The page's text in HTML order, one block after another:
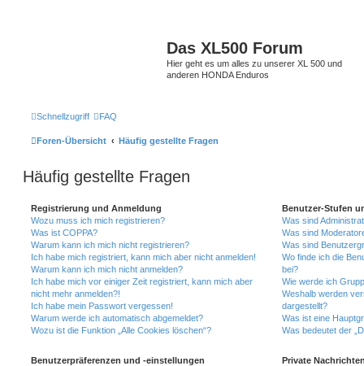
Das XL500 Forum
Hier geht es um alles zu unserer XL 500 und
anderen HONDA Enduros
Schnellzugriff FAQ
Foren-Übersicht Häufig gestellte Fragen
Häufig gestellte Fragen
Registrierung und Anmeldung
Wozu muss ich mich registrieren?
Was ist COPPA?
Warum kann ich mich nicht registrieren?
Ich habe mich registriert, kann mich aber nicht anmelden!
Warum kann ich mich nicht anmelden?
Ich habe mich vor einiger Zeit registriert, kann mich aber
nicht mehr anmelden?!
Ich habe mein Passwort vergessen!
Warum werde ich automatisch abgemeldet?
Wozu ist die Funktion „Alle Cookies löschen“?
Benutzerpräferenzen und -einstellungen
Benutzer-Stufen
Was sind
Was sind
Was sind
Wo finde ich die
bei?
Wie werde ich
Weshalb werden
dargestellt?
Was ist eine
Was bedeutet der
Private